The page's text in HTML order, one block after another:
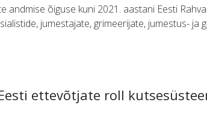
õiguse kuni 2021. aastani Eesti
jumestajate, grimeerijate, jumestus- ja
ettevõtjate roll